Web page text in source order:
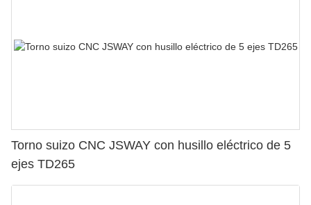
Torno suizo CNC JSWAY con husillo eléctrico de 5
ejes TD265